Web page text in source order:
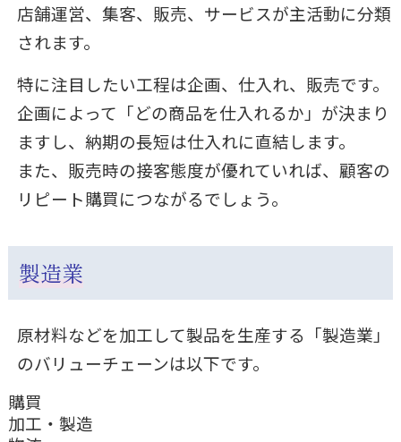
店舗運営、集客、販売、サービスが主活動に分類
されます。
特に注目したい工程は企画、仕入れ、販売です。
企画によって「どの商品を仕入れるか」が決まり
ますし、納期の長短は仕入れに直結します。
また、販売時の接客態度が優れていれば、顧客の
リピート購買につながるでしょう。
製造業
原材料などを加工して製品を生産する「製造業」
のバリューチェーンは以下です。
購買
加工・製造